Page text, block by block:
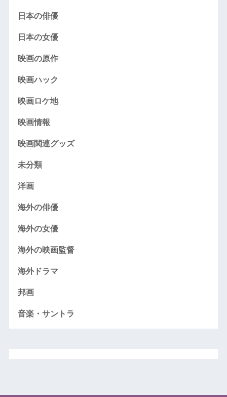
日本の俳優
日本の女優
映画の原作
映画ハック
映画ロケ地
映画情報
映画関連グッズ
未分類
洋画
海外の俳優
海外の女優
海外の映画監督
海外ドラマ
邦画
音楽・サントラ